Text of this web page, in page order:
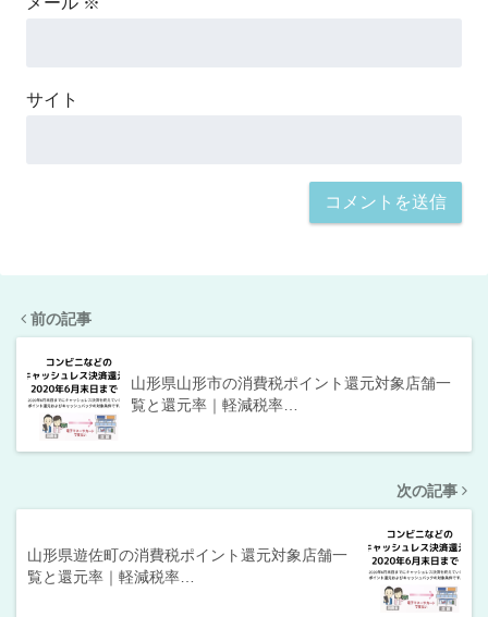
サイト
前の記事
山形県山形市の消費税ポイント還元対象店舗一
覧と還元率｜軽減税率…
次の記事
山形県遊佐町の消費税ポイント還元対象店舗一
覧と還元率｜軽減税率…